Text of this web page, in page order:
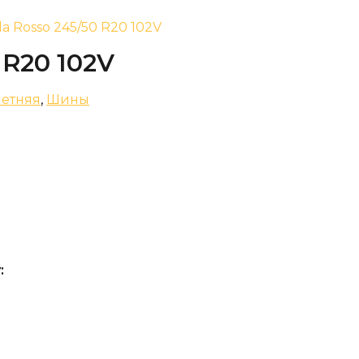
Rosso 245/50 R20 102V
102V
, Шины